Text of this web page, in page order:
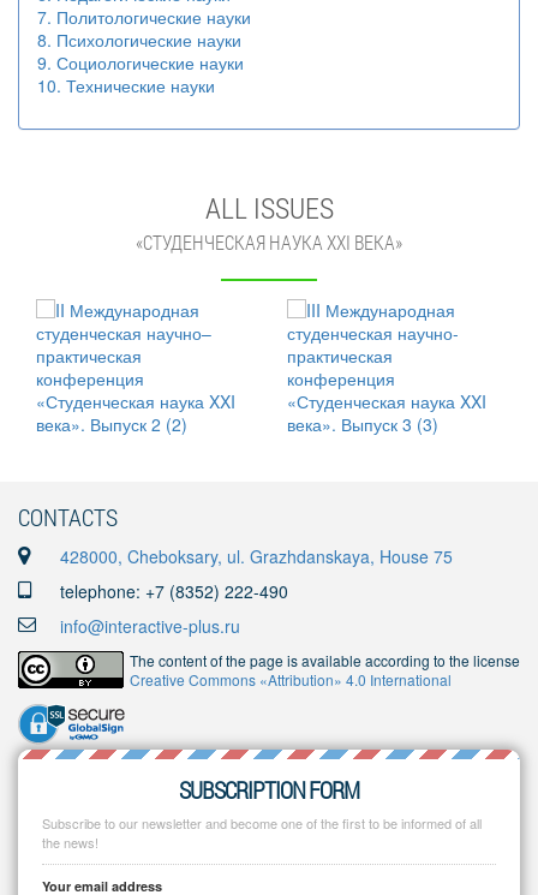
7. Политологические науки
8. Психологические науки
9. Социологические науки
10. Технические науки
ALL ISSUES
«СТУДЕНЧЕСКАЯ НАУКА XXI ВЕКА»
CONTACTS
428000, Cheboksary, ul. Grazhdanskaya, House 75
telephone: +7 (8352) 222-490
info@interactive-plus.ru
The content of the page is available according to the license
Creative Commons «Attribution» 4.0 International
SUBSCRIPTION FORM
Subscribe to our newsletter and become one of the first to be informed of all
the news!
Your email address